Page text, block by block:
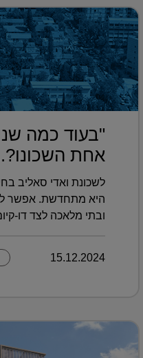
"בעוד כמה
אחת
לשכונת ואדי סאליב
היא מתחדשת. אפשר
ובתי מלאכה לצד דו-
15.12.2024